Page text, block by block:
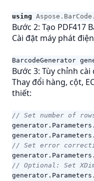
using
Bước 2: Tạo PDF417
Cài đặt máy phát
BarcodeGenerator
Bước 3: Tùy chỉnh cài
Thay đổi hàng, cột,
thiết:
// Set number of
generator . Parameters .
generator . Parameters .
// Set error
generator . Parameters .
// Optional: Set
generator . Parameters .